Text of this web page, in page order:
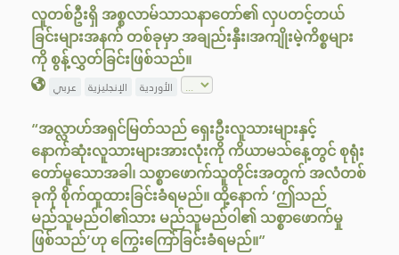
လူတစ်ဦးရှိ အစ္စလာမ်သာသနာတော်၏ လှပတင့်တယ်
ခြင်းများအနက် တစ်ခုမှာ အချည်းနှီး၊အကျိုးမဲ့ကိစ္စများ
ကို စွန့်လွှတ်ခြင်းဖြစ်သည်။
عربي الإنجليزية الأوردية
“အလ္လာဟ်အရှင်မြတ်သည် ရှေးဦးလူသားများနှင့်
နောက်ဆုံးလူသားများအားလုံးကို ကိယာမသ်နေ့တွင် စုရုံး
တော်မူသောအခါ၊ သစ္စာဖောက်သူတိုင်းအတွက် အလံတစ်
ခုကို စိုက်ထူထားခြင်းခံရမည်။ ထို့နောက် ‘ဤသည်
မည်သူမည်ဝါ၏သား မည်သူမည်ဝါ၏ သစ္စာဖောက်မှု
ဖြစ်သည်’ဟု ကြွေးကြော်ခြင်းခံရမည်။”